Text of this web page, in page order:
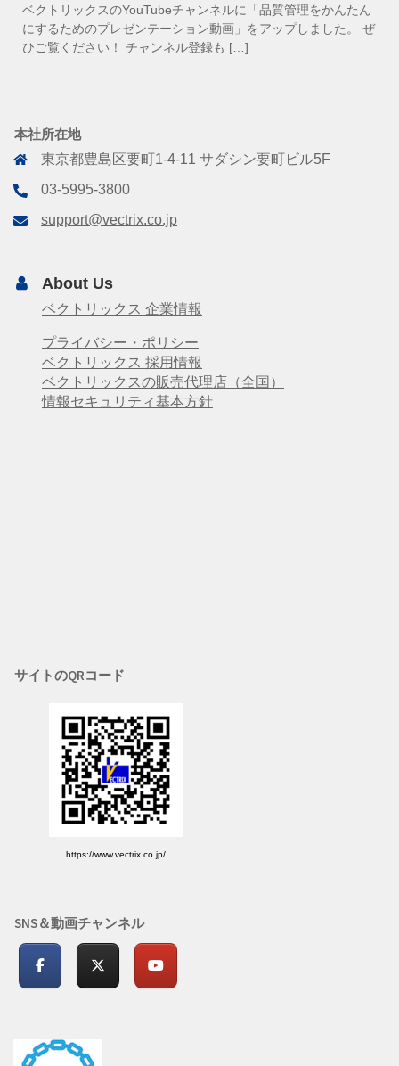
ベクトリックスのYouTubeチャンネルに「品質管理をかんたん
にするためのプレゼンテーション動画」をアップしました。 ぜ
ひご覧ください！ チャンネル登録も […]
本社所在地
東京都豊島区要町1-4-11 サダシン要町ビル5F
03-5995-3800
support@vectrix.co.jp
About Us
ベクトリックス 企業情報
プライバシー・ポリシー
ベクトリックス 採用情報
ベクトリックスの販売代理店（全国）
情報セキュリティ基本方針
サイトのQRコード
https://www.vectrix.co.jp/
SNS＆動画チャンネル